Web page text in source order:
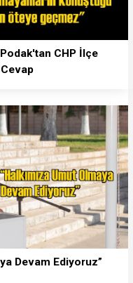
CHP İlçe
Devam Ediyoruz”